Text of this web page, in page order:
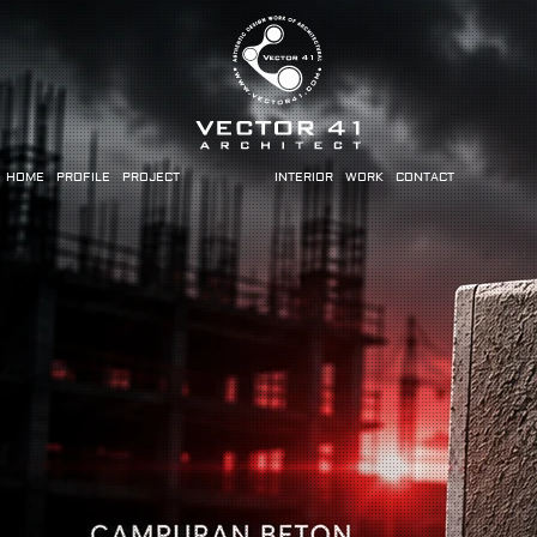
HOME PROFILE PROJECT INTERIOR WORK CONTACT